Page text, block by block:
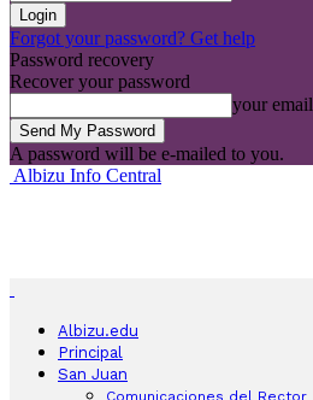
Forgot your password? Get help
Password recovery
Recover your password
your email
A password will be e-mailed to you.
Albizu Info Central
Albizu.edu
Principal
San Juan
Comunicaciones del Rector